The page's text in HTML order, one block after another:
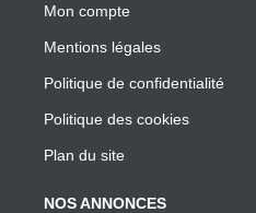
Mon compte
Mentions légales
Politique de confidentialité
Politique des cookies
Plan du site
NOS ANNONCES